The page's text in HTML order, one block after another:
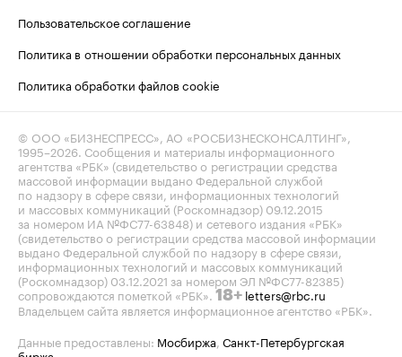
Пользовательское соглашение
Политика в отношении обработки персональных данных
Политика обработки файлов cookie
© ООО «БИЗНЕСПРЕСС», АО «РОСБИЗНЕСКОНСАЛТИНГ»,
1995–2026. Сообщения и материалы информационного
агентства «РБК» (свидетельство о регистрации средства
массовой информации выдано Федеральной службой
по надзору в сфере связи, информационных технологий
и массовых коммуникаций (Роскомнадзор) 09.12.2015
за номером ИА №ФС77-63848) и сетевого издания «РБК»
(свидетельство о регистрации средства массовой информации
выдано Федеральной службой по надзору в сфере связи,
информационных технологий и массовых коммуникаций
(Роскомнадзор) 03.12.2021 за номером ЭЛ №ФС77-82385)
сопровождаются пометкой «РБК». 18+ letters@rbc.ru
Владельцем сайта является информационное агентство «РБК».
Данные предоставлены: Мосбиржа, Санкт-Петербургская